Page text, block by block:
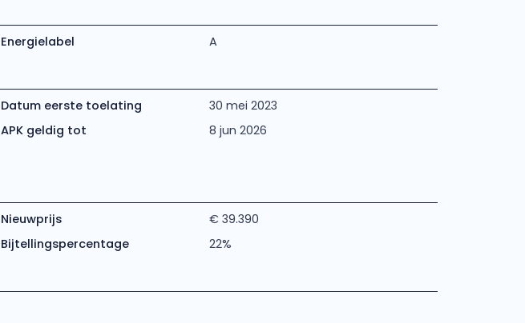
Energielabel A
Datum eerste toelating
30 mei 2023
APK geldig tot
8 jun 2026
Nieuwprijs
€ 39.390
Bijtellingspercentage 22%